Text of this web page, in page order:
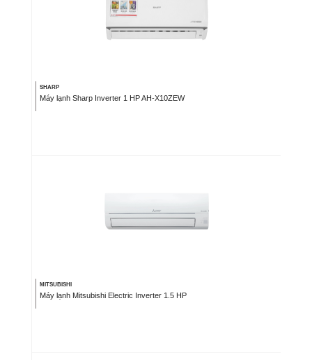
SHARP
Máy lạnh Sharp Inverter 1 HP AH-X10ZEW
MITSUBISHI
Máy lạnh Mitsubishi Electric Inverter 1.5 HP